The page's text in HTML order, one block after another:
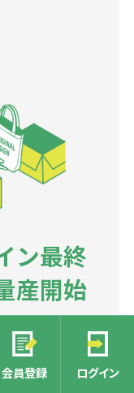
会員登録 ログイン
ン最終
産開始
をいただきま
ます。
品の量産に入